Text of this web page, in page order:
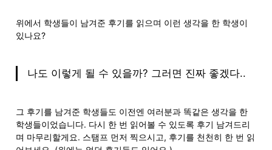
위에서 학생들이 남겨준 후기를 읽으며 이런 생각을 한 학생이
있나요?
나도 이렇게 될 수 있을까? 그러면 진짜 좋겠다..
그 후기를 남겨준 학생들도 이전엔 여러분과 똑같은 생각을 한
학생들이었습니다. 다시 한 번 읽어볼 수 있도록 후기 남겨드리
며 마무리할게요. 스탬프 먼저 찍으시고, 후기를 천천히 한 번 읽